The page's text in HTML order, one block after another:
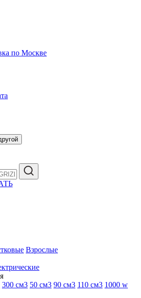
по Москве
Взрослые
300 см3 50 см3 90 см3 110 см3 1000 w